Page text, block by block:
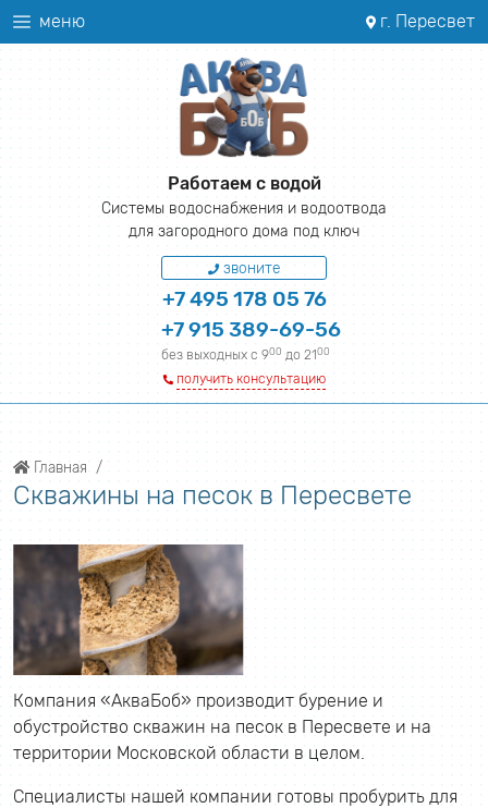
меню г. Пересвет
Работаем с водой
Системы водоснабжения и водоотвода
для загородного дома под ключ
звоните
+7 495 178 05 76
+7 915 389-69-56
без выходных с 900 до 2100
получить консультацию
Главная
Скважины на песок в Пересвете
Компания «АкваБоб» производит бурение и
обустройство скважин на песок в Пересвете и на
территории Московской области в целом.
Специалисты нашей компании готовы пробурить для